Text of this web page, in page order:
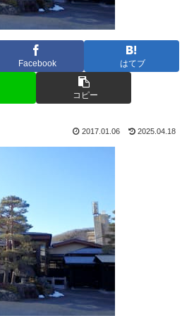
Facebook はてブ
コピー
2017.01.06 2025.04.18